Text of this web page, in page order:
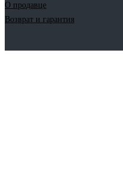
О продавце
Возврат и гарантия